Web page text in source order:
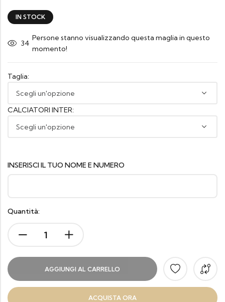
IN STOCK
34
Persone stanno visualizzando questa maglia in questo
momento!
Taglia:
CALCIATORI INTER:
INSERISCI IL TUO NOME E NUMERO
Quantità:
AGGIUNGI AL CARRELLO
ACQUISTA ORA